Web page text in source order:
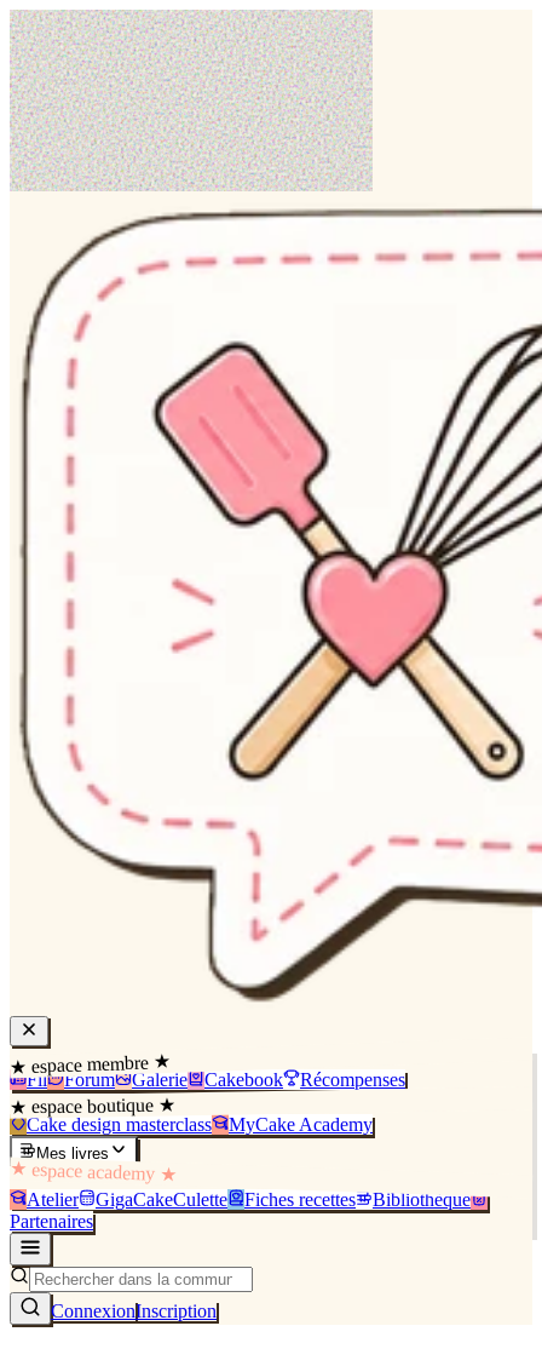
★ espace membre ★
Fil Forum Galerie Cakebook Récompenses
★ espace boutique ★
Cake design masterclass MyCake Academy
Mes livres
★ espace academy ★
Atelier GigaCakeCulette Fiches recettes
Bibliothèque
Partenaires
ConnexionInscription